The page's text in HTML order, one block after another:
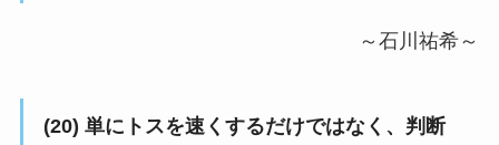
～石川祐希～
(20) 単にトスを速くするだけではなく、判断